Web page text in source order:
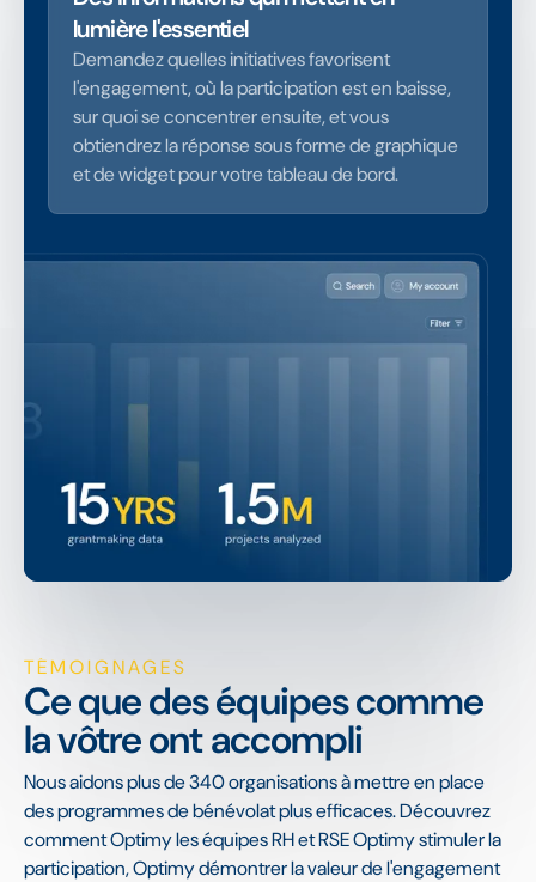
lumière l'essentiel
Demandez quelles initiatives favorisent
l'engagement, où la participation est en baisse,
sur quoi se concentrer ensuite, et vous
obtiendrez la réponse sous forme de graphique
et de widget pour votre tableau de bord.
TÉMOIGNAGES
Ce que des équipes comme
la vôtre ont accompli
Nous aidons plus de 340 organisations à mettre en place
des programmes de bénévolat plus efficaces. Découvrez
comment Optimy les équipes RH et RSE Optimy stimuler la
participation, Optimy démontrer la valeur de l'engagement